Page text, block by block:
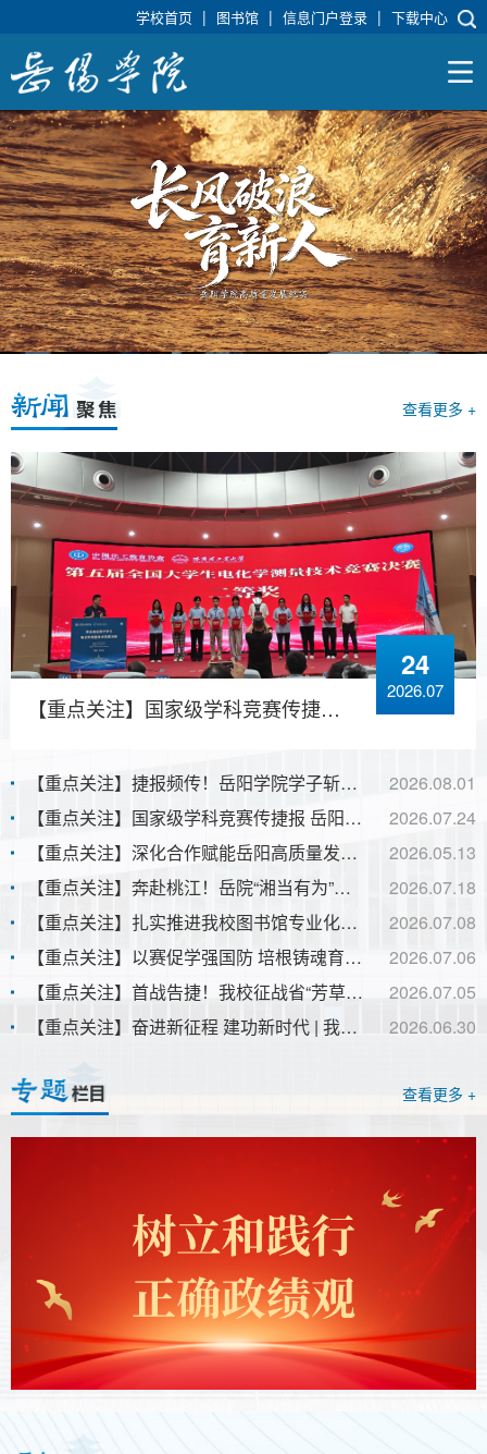
学校首页 | 图书馆 | 信息门户登录 | 下载中心
查看更多 +
24
2026.07
【重点关注】国家级学科竞赛传捷报 岳阳学院学子荣获全国二等奖
2026.08.01
【重点关注】捷报频传！岳阳学院学子斩获全国金相技能大赛金奖
2026.07.24
【重点关注】国家级学科竞赛传捷报 岳阳学院学子荣获全国二等奖
2026.05.13
【重点关注】深化合作赋能岳阳高质量发展 侯文赴福建宁德时代招商对接 宁德时代工程师学院、宁家服务中心落户岳阳
2026.07.18
【重点关注】奔赴桃江！岳院“湘当有为”实践队燃情“三下乡”
2026.07.08
【重点关注】扎实推进我校图书馆专业化规范化建设 ——我校召开第一届图书馆工作委员会第一次全体会议
2026.07.06
【重点关注】以赛促学强国防 培根铸魂育新人 | 我校扎实推进国防教育思政育人工作
2026.07.05
【重点关注】首战告捷！我校征战省“芳草杯”思政竞赛，4支队伍获奖率100%，斩获1项省级一等奖
2026.06.30
【重点关注】奋进新征程 建功新时代 | 我校召开庆祝中国共产党成立105周年暨“两优一先”表彰大会
查看更多 +